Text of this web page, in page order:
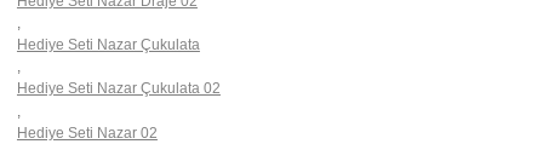
Hediye Seti Nazar Çukulata
,
Hediye Seti Nazar Çukulata 02
Hediye Seti Nazar 02